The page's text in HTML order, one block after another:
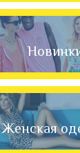
Женская